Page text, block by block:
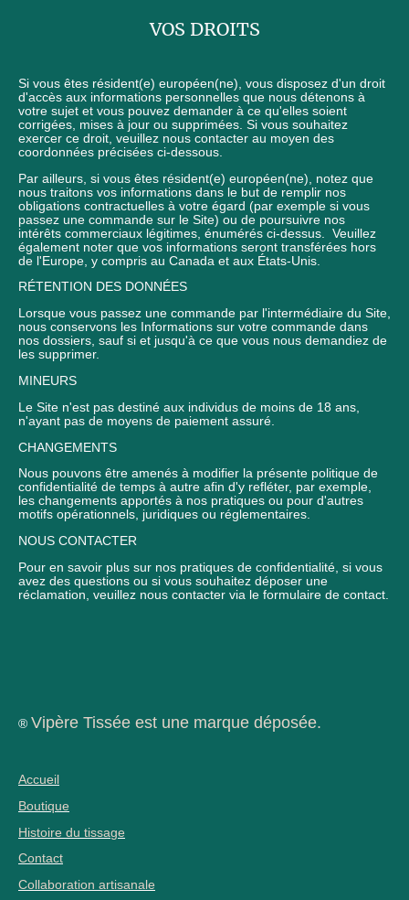
VOS DROITS
Si vous êtes résident(e) européen(ne), vous disposez d'un droit
d'accès aux informations personnelles que nous détenons à
votre sujet et vous pouvez demander à ce qu'elles soient
corrigées, mises à jour ou supprimées. Si vous souhaitez
exercer ce droit, veuillez nous contacter au moyen des
coordonnées précisées ci-dessous.
Par ailleurs, si vous êtes résident(e) européen(ne), notez que
nous traitons vos informations dans le but de remplir nos
obligations contractuelles à votre égard (par exemple si vous
passez une commande sur le Site) ou de poursuivre nos
intérêts commerciaux légitimes, énumérés ci-dessus. Veuillez
également noter que vos informations seront transférées hors
de l'Europe, y compris au Canada et aux États-Unis.
RÉTENTION DES DONNÉES
Lorsque vous passez une commande par l'intermédiaire du Site,
nous conservons les Informations sur votre commande dans
nos dossiers, sauf si et jusqu'à ce que vous nous demandiez de
les supprimer.
MINEURS
Le Site n'est pas destiné aux individus de moins de 18 ans,
n'ayant pas de moyens de paiement assuré.
CHANGEMENTS
Nous pouvons être amenés à modifier la présente politique de
confidentialité de temps à autre afin d'y refléter, par exemple,
les changements apportés à nos pratiques ou pour d'autres
motifs opérationnels, juridiques ou réglementaires.
NOUS CONTACTER
Pour en savoir plus sur nos pratiques de confidentialité, si vous
avez des questions ou si vous souhaitez déposer une
réclamation, veuillez nous contacter via le formulaire de contact.
® Vipère Tissée est une marque déposée.
Accueil
Boutique
Histoire du tissage
Contact
Collaboration artisanale